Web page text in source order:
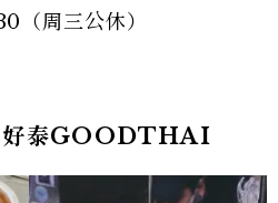
（周三公休）
好泰GOODTHAI